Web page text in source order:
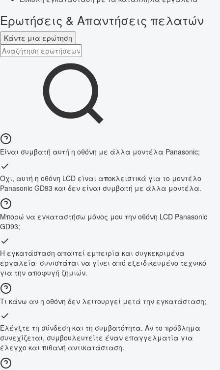
Ερωτήσεις & Απαντήσεις πελατών
Κάντε μια ερώτηση
Είναι συμβατή αυτή η οθόνη με άλλα μοντέλα Panasonic;
Όχι, αυτή η οθόνη LCD είναι αποκλειστικά για το μοντέλο
Panasonic GD93 και δεν είναι συμβατή με άλλα μοντέλα.
Μπορώ να εγκαταστήσω μόνος μου την οθόνη LCD Panasonic
GD93;
Η εγκατάσταση απαιτεί εμπειρία και συγκεκριμένα
εργαλεία· συνιστάται να γίνει από εξειδικευμένο τεχνικό
για την αποφυγή ζημιών.
Τι κάνω αν η οθόνη δεν λειτουργεί μετά την εγκατάσταση;
Ελέγξτε τη σύνδεση και τη συμβατότητα. Αν το πρόβλημα
συνεχίζεται, συμβουλευτείτε έναν επαγγελματία για
έλεγχο και πιθανή αντικατάσταση.